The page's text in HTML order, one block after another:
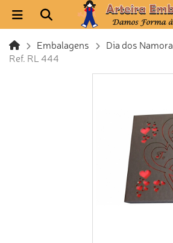
Embalagens Dia dos
Ref. RL 444